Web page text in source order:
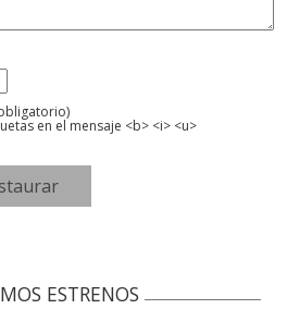
en el mensaje <b> <i> <u>
ESTRENOS